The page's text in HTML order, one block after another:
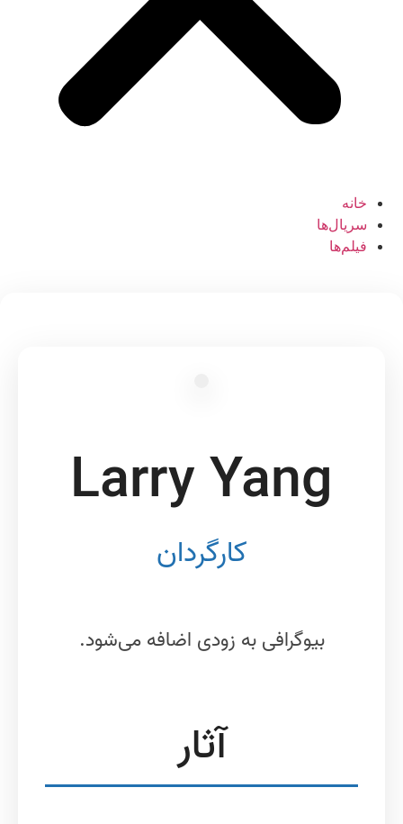
خانه
سریال‌ها
فیلم‌ها
Larry Yang
کارگردان
بیوگرافی به زودی اضافه می‌شود.
آثار